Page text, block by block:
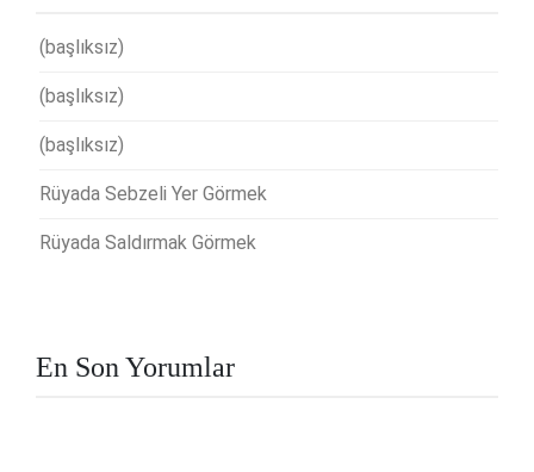
(başlıksız)
(başlıksız)
(başlıksız)
Rüyada Sebzeli Yer Görmek
Rüyada Saldırmak Görmek
En Son Yorumlar